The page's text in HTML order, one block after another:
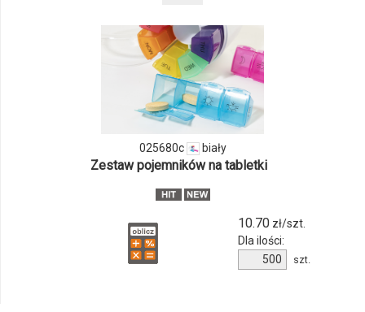
odmiany
i
ilości
produktu
025680c
025680c biały
Zestaw pojemników na tabletki
10.70zł/szt.
Dla ilości:
produktu
szt.